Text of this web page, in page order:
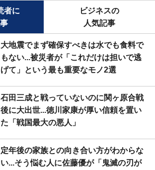
者に
ビジネスの
人気記事
大地震でまず確保すべきは水でも食料で
もない...被災者が「これだけは担いで逃
げて」という最も重要なモノ2選
石田三成と戦っていないのに関ヶ原合戦
後に大出世...徳川家康が厚い信頼を置い
た「戦国最大の悪人」
定年後の家族との向き合い方がわからな
い...そう悩む人に佐藤優が「鬼滅の刃が